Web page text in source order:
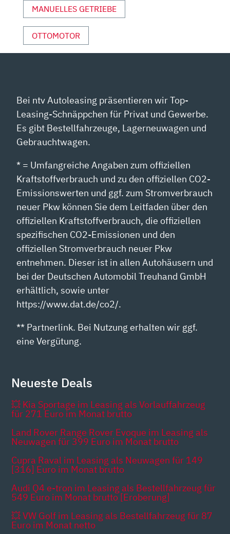
VON
YOUTUBE
ANZEIGEN
MANUELLES GETRIEBE
OTTOMOTOR
Bei ntv Autoleasing präsentieren wir Top-
Leasing-Schnäppchen für Privat und Gewerbe.
Es gibt Bestellfahrzeuge, Lagerneuwagen und
Gebrauchtwagen.
* = Umfangreiche Angaben zum offiziellen
Kraftstoffverbrauch und zu den offiziellen CO2-
Emissionswerten und ggf. zum Stromverbrauch
neuer Pkw können Sie dem Leitfaden über den
offiziellen Kraftstoffverbrauch, die offiziellen
spezifischen CO2-Emissionen und den
offiziellen Stromverbrauch neuer Pkw
entnehmen. Dieser ist in allen Autohäusern und
bei der Deutschen Automobil Treuhand GmbH
erhältlich, sowie unter
https://www.dat.de/co2/.
** Partnerlink. Bei Nutzung erhalten wir ggf.
eine Vergütung.
Neueste Deals
💥 Kia Sportage im Leasing als Vorlauffahrzeug
für 271 Euro im Monat brutto
Land Rover Range Rover Evoque im Leasing als
Neuwagen für 399 Euro im Monat brutto
Cupra Raval im Leasing als Neuwagen für 149
[316] Euro im Monat brutto
Audi Q4 e-tron im Leasing als Bestellfahrzeug für
549 Euro im Monat brutto [Eroberung]
💥 VW Golf im Leasing als Bestellfahrzeug für 87
Euro im Monat netto